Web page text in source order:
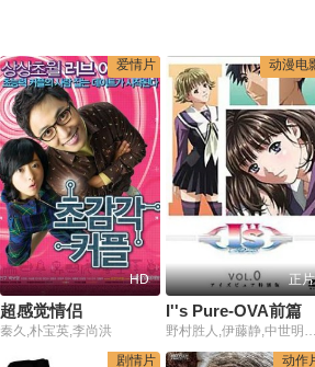
爱情片
HD
超感觉情侣
秦久,朴宝英,李尚洪
动漫电
正片
I''s Pure-OVA前篇
野村胜人,伊藤静,中世明日香,后藤邑子,铃木菜穗子,门胁舞以,胜生真沙子,汤
剧情片 动作